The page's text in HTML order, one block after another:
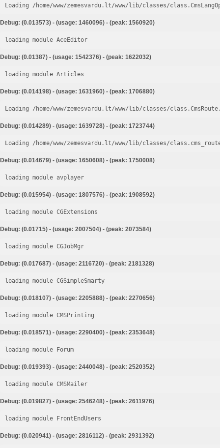
Loading /home/www/zemesvardu.lt/www/lib/classes/
Debug: (0.013573) - (usage: 1460096) - (peak: 1560920)
loading module AceEditor
Debug: (0.01387) - (usage: 1542376) - (peak: 1622032)
loading module Articles
Debug: (0.014198) - (usage: 1631960) - (peak: 1706880)
Loading /home/www/zemesvardu.lt/www/lib/classes/
Debug: (0.014289) - (usage: 1639728) - (peak: 1723744)
Loading /home/www/zemesvardu.lt/www/lib/classes/
Debug: (0.014679) - (usage: 1650608) - (peak: 1750008)
loading module avplayer
Debug: (0.015954) - (usage: 1807576) - (peak: 1908592)
loading module CGExtensions
Debug: (0.01715) - (usage: 2007504) - (peak: 2073584)
loading module CGJobMgr
Debug: (0.017687) - (usage: 2116720) - (peak: 2181328)
loading module CGSimpleSmarty
Debug: (0.018107) - (usage: 2205888) - (peak: 2270656)
loading module CMSPrinting
Debug: (0.018571) - (usage: 2290400) - (peak: 2353648)
loading module Forum
Debug: (0.019393) - (usage: 2440048) - (peak: 2520352)
loading module CMSMailer
Debug: (0.019827) - (usage: 2546248) - (peak: 2611976)
loading module FrontEndUsers
Debug: (0.020941) - (usage: 2816112) - (peak: 2931392)